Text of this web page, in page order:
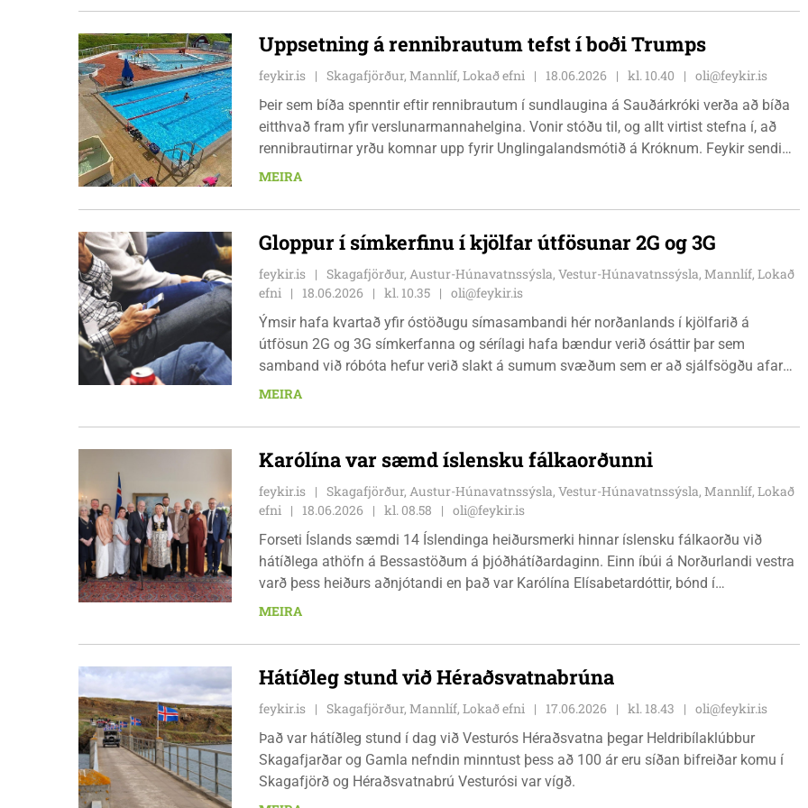
Uppsetning á rennibrautum tefst í boði Trumps
feykir.is Skagafjörður, Mannlíf, Lokað efni 18.06.2026 kl. 10.40
oli@feykir.is
Þeir sem bíða spenntir eftir rennibrautum í sundlaugina á Sauðárkróki verða að bíða
eitthvað fram yfir verslunarmannahelgina. Vonir stóðu til, og allt virtist stefna í, að
rennibrautirnar yrðu komnar upp fyrir Unglingalandsmótið á Króknum. Feykir sendi
Hjörvari Halldórssyni, sviðsstjóra veitu- og framkvæmdasviðs sveitarfélagsins
MEIRA
Gloppur í símkerfinu í kjölfar útfösunar 2G og 3G
feykir.is
Skagafjörður, Austur-Húnavatnssýsla, Vestur-Húnavatnssýsla, Mannlíf, Lokað
efni
18.06.2026 kl. 10.35
oli@feykir.is
Ýmsir hafa kvartað yfir óstöðugu símasambandi hér norðanlands í kjölfarið á
útfösun 2G og 3G símkerfanna og sérílagi hafa bændur verið ósáttir þar sem
samband við róbóta hefur verið slakt á sumum svæðum sem er að sjálfsögðu afar
óheppilegt. Nú kom það mál upp fyrir helgi að fjölskylda á Skagaströnd reyndi að
mál enda viðkomandi að reyna að hringja á sjúkrabíl.
MEIRA
Karólína var sæmd íslensku fálkaorðunni
feykir.is
Skagafjörður, Austur-Húnavatnssýsla, Vestur-Húnavatnssýsla, Mannlíf, Lokað
efni
18.06.2026 kl. 08.58
oli@feykir.is
Forseti Íslands sæmdi 14 Íslendinga heiðursmerki hinnar íslensku fálkaorðu við
hátíðlega athöfn á Bessastöðum á þjóðhátíðardaginn. Einn íbúi á Norðurlandi vestra
varð þess heiðurs aðnjótandi en það var Karólína Elísabetardóttir, bónd í
Hvammshlíð, fyrir frumkvöðlastarf í baráttunni gegn riðu í sauðfé.
MEIRA
Hátíðleg stund við Héraðsvatnabrúna
feykir.is Skagafjörður, Mannlíf, Lokað efni 17.06.2026 kl. 18.43
oli@feykir.is
Það var hátíðleg stund í dag við Vesturós Héraðsvatna þegar Heldribílaklúbbur
Skagafjarðar og Gamla nefndin minntust þess að 100 ár eru síðan bifreiðar komu í
Skagafjörð og Héraðsvatnabrú Vesturósi var vígð.